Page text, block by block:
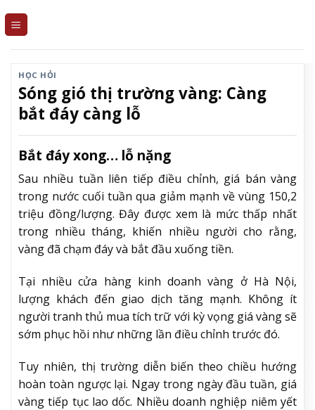
HỌC HỎI
Sóng gió thị trường vàng: Càng
bắt đáy càng lỗ
Bắt đáy xong… lỗ nặng
Sau nhiều tuần liên tiếp điều chỉnh, giá bán vàng
trong nước cuối tuần qua giảm mạnh về vùng 150,2
triệu đồng/lượng. Đây được xem là mức thấp nhất
trong nhiều tháng, khiến nhiều người cho rằng,
vàng đã chạm đáy và bắt đầu xuống tiền.
Tại nhiều cửa hàng kinh doanh vàng ở Hà Nội,
lượng khách đến giao dịch tăng mạnh. Không ít
người tranh thủ mua tích trữ với kỳ vọng giá vàng sẽ
sớm phục hồi như những lần điều chỉnh trước đó.
Tuy nhiên, thị trường diễn biến theo chiều hướng
hoàn toàn ngược lại. Ngay trong ngày đầu tuần, giá
vàng tiếp tục lao dốc. Nhiều doanh nghiệp niêm yết